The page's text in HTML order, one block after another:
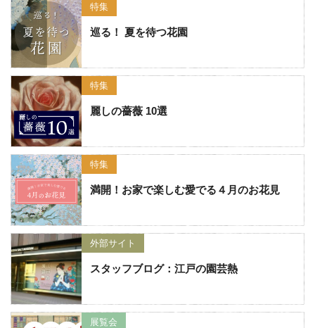
特集
巡る！ 夏を待つ花園
特集
麗しの薔薇 10選
特集
満開！お家で楽しむ愛でる４月のお花見
外部サイト
スタッフブログ：江戸の園芸熱
展覧会